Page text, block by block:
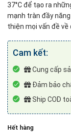
37°C để tạo ra
mạnh tràn đầy
thiện mọi vấn đề về
Cam kết:
Cung cấp
Đảm bảo
Ship COD
Hết hàng